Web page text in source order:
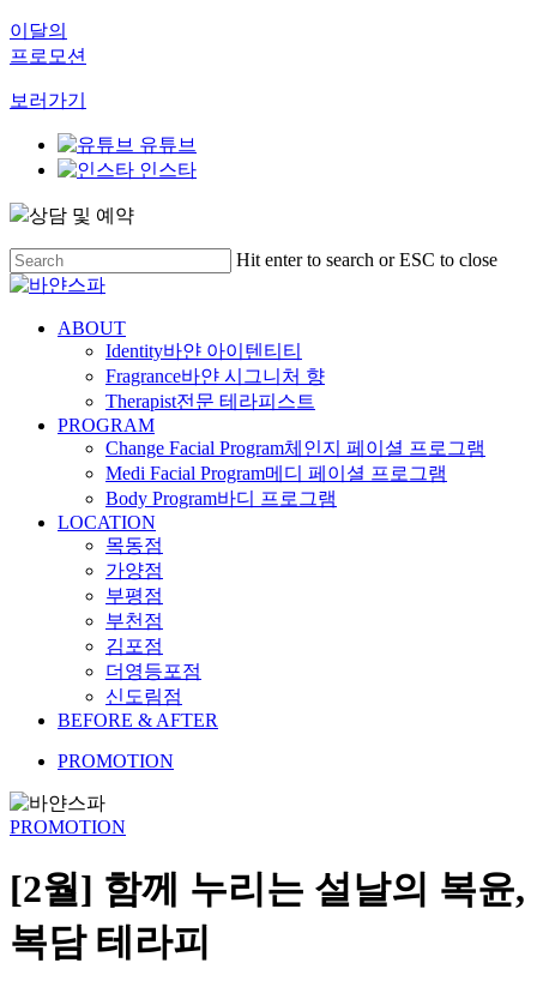
이달의
프로모션
보러가기
유튜브
인스타
상담 및 예약
Skip
to
main
content
Hit enter to search or ESC to close
Close
Menu
ABOUT
Identity바얀 아이텐티티
Fragrance바얀 시그니처 향
Therapist전문 테라피스트
PROGRAM
Change Facial Program체인지 페이셜 프로그램
Medi Facial Program메디 페이셜 프로그램
Body Program바디 프로그램
LOCATION
목동점
가양점
부평점
부천점
김포점
더영등포점
신도림점
BEFORE & AFTER
PROMOTION
PROMOTION
[2월] 함께 누리는 설날의 복윤,
복담 테라피